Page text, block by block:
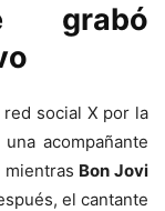
grabó
social X por la
acompañante
Bon Jovi
el cantante